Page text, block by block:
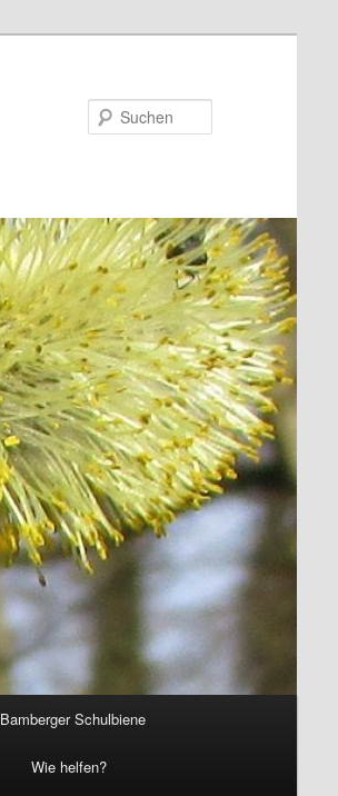
Bamberger Schulbiene
Wie helfen?